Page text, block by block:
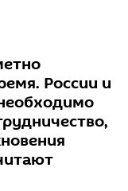
России и